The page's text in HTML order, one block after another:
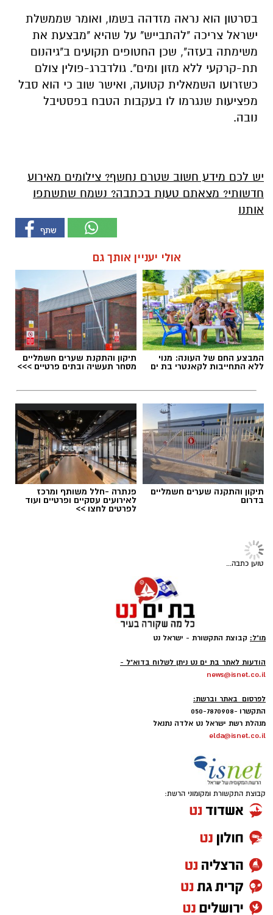
בסרטון הוא נראה מזדהה בשמו, ואומר שממשלת
ישראל צריכה "להתבייש" על שהיא "מבצעת את
משימתה בעזה", שכן החטופים תקועים ב"גיהנום
תת-קרקעי ללא מזון ומים". גולדברג-פולין צולם
כשזרועו השמאלית קטועה, ואישר שוב כי הוא סבל
מפציעות שנגרמו לו בעקבות הטבח בפסטיבל
נובה.
יש לכם מידע חשוב שטרם נחשף? צילומים מאירוע
חדשותי? מצאתם טעות בכתבה? נשמח שתשתפו
אותנו
אולי יעניין אותך גם
המבצע החם של העונה: מנוי
ללא התחייבות לקאנטרי בת ים
תיקון והתקנת שערים חשמליים
מסחר תעשיה ובתים פרטיים >>>
תיקון והתקנה שערים חשמליים
בדרום
פנתרה -חלל משותף ומרכז
לאירועים עסקיים ופרטיים ועוד
לפרטים לחצו >>
טוען כתבה...
מו"ל: קבוצת התקשורת - ישראל נט
הודעות לאתר בת ים נט ניתן לשלוח בדוא"ל -
news@isnet.co.il
לפרסום באתר וברשת:
התקשרו -050-7870908
מנהלת רשת ישראל נט אלדה נתנאל
elda@isnet.co.il
קבוצת התקשורת ומקומוני הרשת: